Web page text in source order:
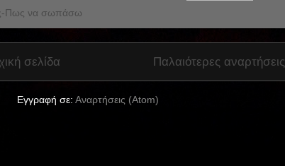
Πως να σωπάσω
Παλαιότερες αναρτήσεις
σελίδα
Εγγραφή σε: Αναρτήσεις (Atom)